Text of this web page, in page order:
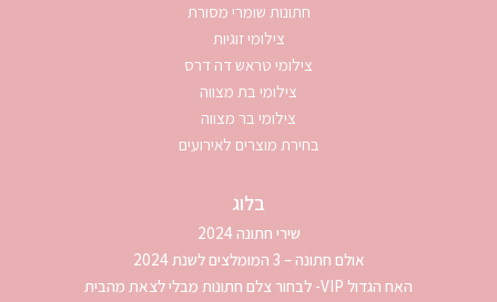
חתונות שומרי מסורת
צילומי זוגיות
צילומי טראש דה דרס
צילומי בת מצווה
צילומי בר מצווה
בחירת מוצרים לאירועים
בלוג
שירי חתונה 2024
אולם חתונה – 3 המומלצים לשנת 2024
האח הגדול VIP- לבחור צלם חתונות מבלי לצאת מהבית